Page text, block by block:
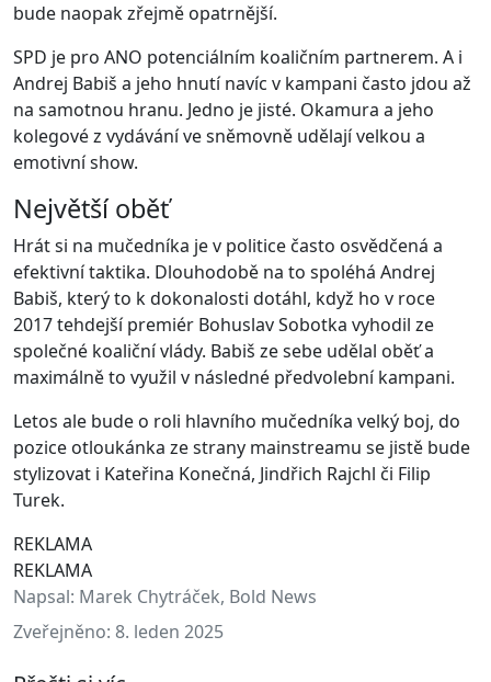
bude naopak zřejmě opatrnější.
SPD je pro ANO potenciálním koaličním partnerem. A i
Andrej Babiš a jeho hnutí navíc v kampani často jdou až
na samotnou hranu. Jedno je jisté. Okamura a jeho
kolegové z vydávání ve sněmovně udělají velkou a
emotivní show.
Největší oběť
Hrát si na mučedníka je v politice často osvědčená a
efektivní taktika. Dlouhodobě na to spoléhá Andrej
Babiš, který to k dokonalosti dotáhl, když ho v roce
2017 tehdejší premiér Bohuslav Sobotka vyhodil ze
společné koaliční vlády. Babiš ze sebe udělal oběť a
maximálně to využil v následné předvolební kampani.
Letos ale bude o roli hlavního mučedníka velký boj, do
pozice otloukánka ze strany mainstreamu se jistě bude
stylizovat i Kateřina Konečná, Jindřich Rajchl či Filip
Turek.
REKLAMA
REKLAMA
Napsal: Marek Chytráček, Bold News
Zveřejněno: 8. leden 2025